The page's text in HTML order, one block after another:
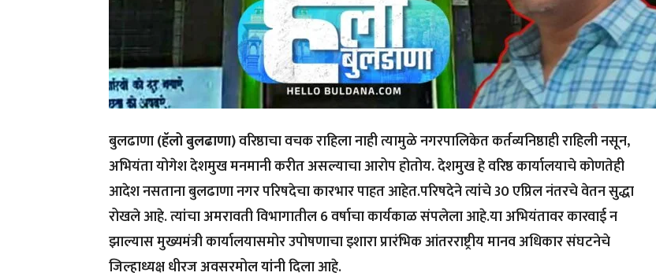
बुलढाणा(हॅलो बुलढाणा)वरिष्ठाचा वचक राहिला नाही त्यामुळे नगरपालिकेत कर्तव्यनिष्ठाही राहिली नसून,
अभियंता योगेश देशमुख मनमानी करीत असल्याचा आरोप होतोय. देशमुख हे वरिष्ठ कार्यालयाचे कोणतेही
आदेश नसताना बुलढाणा नगर परिषदेचा कारभार पाहत आहेत.परिषदेने त्यांचे 30 एप्रिल नंतरचे वेतन सुद्धा
रोखले आहे. त्यांचा अमरावती विभागातील 6 वर्षाचा कार्यकाळ संपलेला आहे.या अभियंतावर कारवाई न
झाल्यास मुख्यमंत्री कार्यालयासमोर उपोषणाचा इशारा प्रारंभिक आंतरराष्ट्रीय मानव अधिकार संघटनेचे
जिल्हाध्यक्ष धीरज अवसरमोल यांनी दिला आहे.